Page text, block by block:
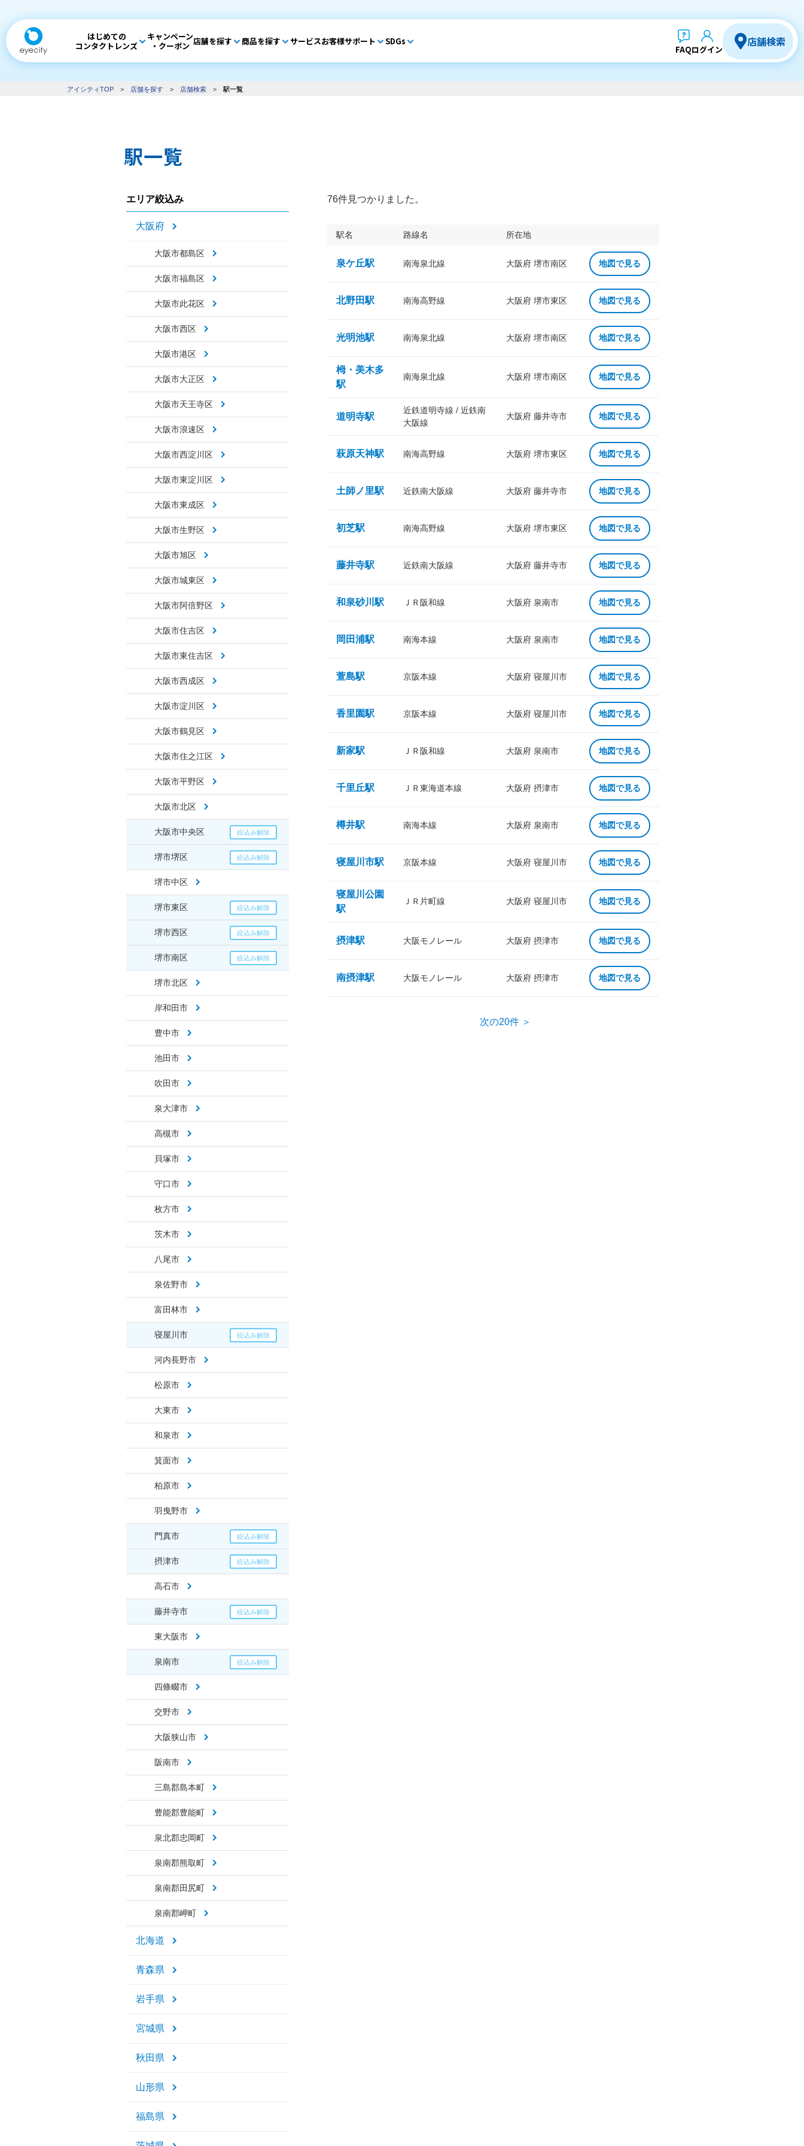
はじめての
コンタクトレンズ
キャンペーン
・クーポン 店舗を探す 商品を探す サービスお客様サポート SDGs
FAQログイン
店舗検索
アイシティTOP > 店舗を探す > 店舗検索 > 駅一覧
駅一覧
エリア絞込み
大阪府
大阪市都島区
大阪市福島区
大阪市此花区
大阪市西区
大阪市港区
大阪市大正区
大阪市天王寺区
大阪市浪速区
大阪市西淀川区
大阪市東淀川区
大阪市東成区
大阪市生野区
大阪市旭区
大阪市城東区
大阪市阿倍野区
大阪市住吉区
大阪市東住吉区
大阪市西成区
大阪市淀川区
大阪市鶴見区
大阪市住之江区
大阪市平野区
大阪市北区
大阪市中央区
堺市堺区
堺市中区
堺市東区
堺市西区
堺市南区
堺市北区
岸和田市
豊中市
池田市
吹田市
泉大津市
高槻市
貝塚市
守口市
枚方市
茨木市
八尾市
泉佐野市
富田林市
寝屋川市
河内長野市
松原市
大東市
和泉市
箕面市
柏原市
羽曳野市
門真市
摂津市
高石市
藤井寺市
東大阪市
泉南市
四條畷市
交野市
大阪狭山市
阪南市
三島郡島本町
豊能郡豊能町
泉北郡忠岡町
泉南郡熊取町
泉南郡田尻町
泉南郡岬町
北海道
青森県
岩手県
宮城県
秋田県
山形県
福島県
76件見つかりました。
駅名 路線名 所在地
泉ケ丘駅 南海泉北線 大阪府 堺市南区 地図で見る
北野田駅 南海高野線 大阪府 堺市東区 地図で見る
光明池駅 南海泉北線 大阪府 堺市南区 地図で見る
栂・美木多
駅
南海泉北線 大阪府 堺市南区 地図で見る
道明寺駅
近鉄道明寺線 / 近鉄南
大阪線
大阪府 藤井寺市 地図で見る
萩原天神駅 南海高野線 大阪府 堺市東区 地図で見る
土師ノ里駅 近鉄南大阪線 大阪府 藤井寺市 地図で見る
初芝駅 南海高野線 大阪府 堺市東区 地図で見る
藤井寺駅 近鉄南大阪線 大阪府 藤井寺市 地図で見る
和泉砂川駅 ＪＲ阪和線 大阪府 泉南市 地図で見る
岡田浦駅 南海本線 大阪府 泉南市 地図で見る
萱島駅 京阪本線 大阪府 寝屋川市 地図で見る
香里園駅 京阪本線 大阪府 寝屋川市 地図で見る
新家駅 ＪＲ阪和線 大阪府 泉南市 地図で見る
千里丘駅 ＪＲ東海道本線 大阪府 摂津市 地図で見る
樽井駅 南海本線 大阪府 泉南市 地図で見る
寝屋川市駅 京阪本線 大阪府 寝屋川市 地図で見る
寝屋川公園
駅
ＪＲ片町線 大阪府 寝屋川市 地図で見る
摂津駅 大阪モノレール 大阪府 摂津市 地図で見る
南摂津駅 大阪モノレール 大阪府 摂津市 地図で見る
次の20件 ＞